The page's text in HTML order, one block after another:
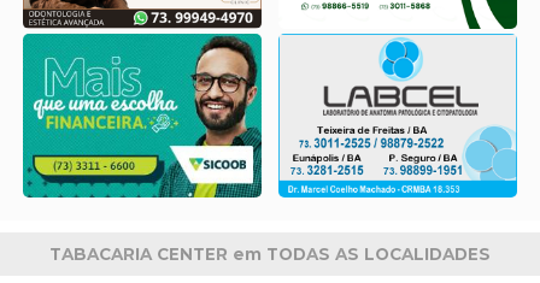
TABACARIA CENTER em TODAS AS LOCALIDADES